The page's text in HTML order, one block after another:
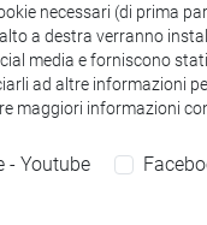
- 10h Esercitazioni
necessari (di prima
a destra verranno
media e forniscono
ad altre informazioni
maggiori informazioni
- Youtube